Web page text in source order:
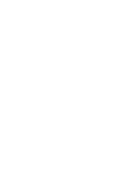
重庆雅皎贸易有限公司
【重庆朝天门易碎品物流
重庆微商服装代理一手货
重庆国际货运专线：重庆